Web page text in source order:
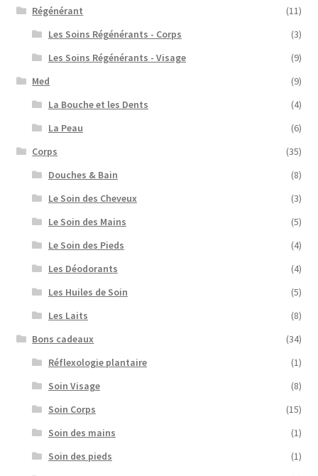
Régénérant
(11)
Les Soins Régénérants - Corps
(3)
Les Soins Régénérants - Visage
(9)
Med
(9)
La Bouche et les Dents
(4)
La Peau
(6)
Corps
(35)
Douches & Bain
(8)
Le Soin des Cheveux
(3)
Le Soin des Mains
(5)
Le Soin des Pieds
(4)
Les Déodorants
(4)
Les Huiles de Soin
(5)
Les Laits
(8)
Bons cadeaux
(34)
Réflexologie plantaire
(1)
Soin Visage
(8)
Soin Corps
(15)
Soin des mains
(1)
Soin des pieds
(1)